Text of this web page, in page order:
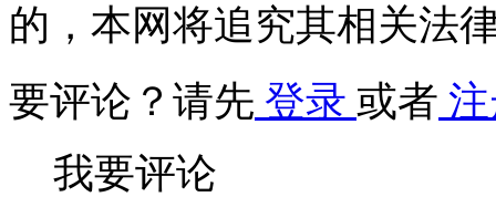
的，本网将追究其相关法
要评论？请先 登录 或者
我要评论